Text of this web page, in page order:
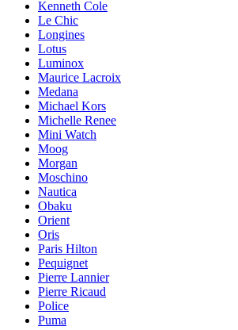
Kenneth Cole
Le Chic
Longines
Lotus
Luminox
Maurice Lacroix
Medana
Michael Kors
Michelle Renee
Mini Watch
Moog
Morgan
Moschino
Nautica
Obaku
Orient
Oris
Paris Hilton
Pequignet
Pierre Lannier
Pierre Ricaud
Police
Puma